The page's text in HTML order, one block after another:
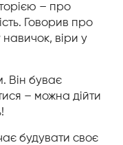
– про
Говорив про
віри у
Він буває
– можна дійти
будувати своє